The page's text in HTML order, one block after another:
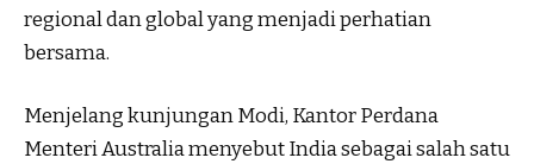
regional dan global yang menjadi perhatian
bersama.
Menjelang kunjungan Modi, Kantor Perdana
Menteri Australia menyebut India sebagai salah satu